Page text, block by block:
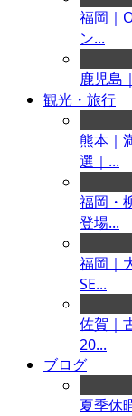
福岡｜
ン...
鹿児島
観光・旅行
熊本｜
選｜...
福岡・
登場...
福岡｜
SE...
佐賀｜
20...
ブログ
夏季休